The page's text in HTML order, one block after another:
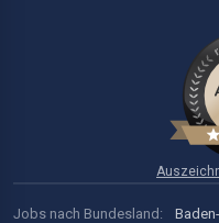
Jobs nach Bundesland: